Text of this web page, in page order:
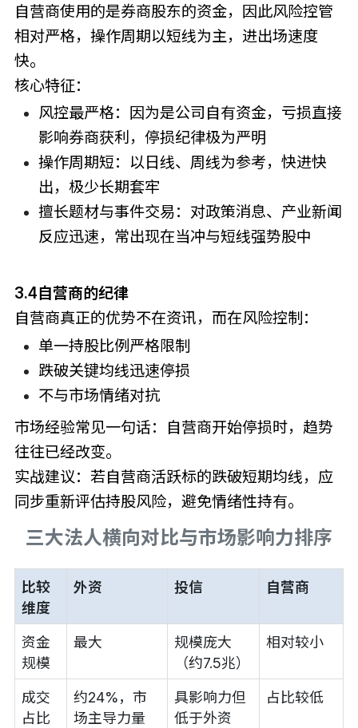
自营商使用的是券商股东的资金，因此风险控管
相对严格，操作周期以短线为主，进出场速度
快。
核心特征：
风控最严格：因为是公司自有资金，亏损直接
影响券商获利，停损纪律极为严明
操作周期短：以日线、周线为参考，快进快
出，极少长期套牢
擅长题材与事件交易：对政策消息、产业新闻
反应迅速，常出现在当冲与短线强势股中
3.4自营商的纪律
自营商真正的优势不在资讯，而在风险控制：
单一持股比例严格限制
跌破关键均线迅速停损
不与市场情绪对抗
市场经验常见一句话：自营商开始停损时，趋势
往往已经改变。
实战建议：若自营商活跃标的跌破短期均线，应
同步重新评估持股风险，避免情绪性持有。
三大法人横向对比与市场影响力排序
比较
维度
外资 投信 自营商
资金
规模
最大
规模庞大
（约7.5兆）
相对较小
成交
占比
约24%，市
场主导力量
具影响力但
低于外资
占比较低